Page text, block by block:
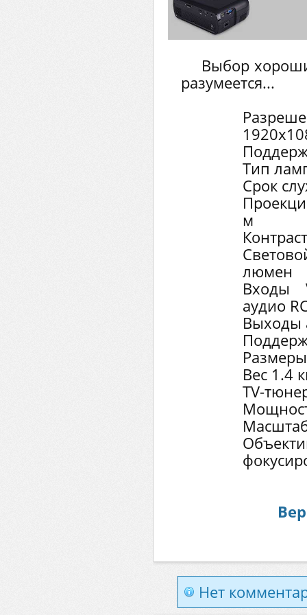
Выбор
разумеется...
Тип
Срок
м
люмен
Входы
аудио
Выходы
Вес 1.4
TV-
Нет